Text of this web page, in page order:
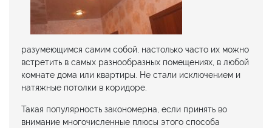
разумеющимся самим собой, настолько часто их можно
встретить в самых разнообразных помещениях, в любой
комнате дома или квартиры. Не стали исключением и
натяжные потолки в коридоре.
Такая популярность закономерна, если принять во
внимание многочисленные плюсы этого способа